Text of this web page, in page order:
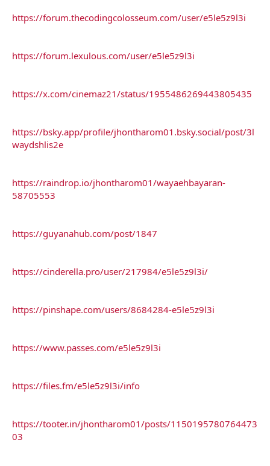
https://forum.thecodingcolosseum.com/user/e5le5z9l3i
https://forum.lexulous.com/user/e5le5z9l3i
https://x.com/cinemaz21/status/1955486269443805435
https://bsky.app/profile/jhontharom01.bsky.social/post/3l
waydshlis2e
https://raindrop.io/jhontharom01/wayaehbayaran-
58705553
https://guyanahub.com/post/1847
https://cinderella.pro/user/217984/e5le5z9l3i/
https://pinshape.com/users/8684284-e5le5z9l3i
https://www.passes.com/e5le5z9l3i
https://files.fm/e5le5z9l3i/info
https://tooter.in/jhontharom01/posts/1150195780764473
03